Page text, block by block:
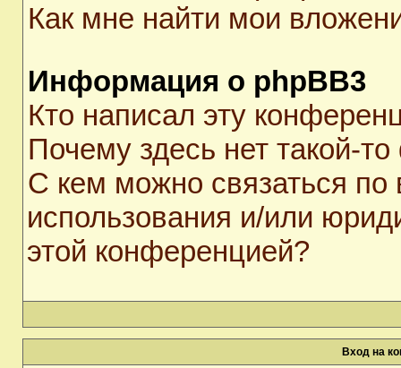
Как мне найти мои
Информация о phpBB3
Кто написал эту
Почему здесь нет такой-
С кем можно связаться по
использования и/или
этой конференцией?
Вход на